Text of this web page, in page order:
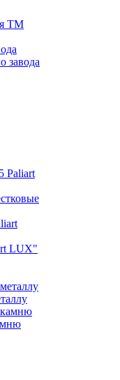
ТМ
завода
LUX"